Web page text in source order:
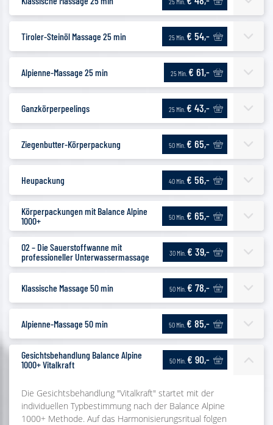
Tiroler-Steinöl Massage 25 min 25 Min. € 54,-
Alpienne-Massage 25 min 25 Min. € 61,-
Ganzkörperpeelings 25 Min. € 43,-
Ziegenbutter-Körperpackung 50 Min. € 65,-
Heupackung 40 Min. € 56,-
Körperpackungen mit Balance Alpine
1000+
50 Min. € 65,-
O2 – Die Sauerstoffwanne mit
professioneller Unterwassermassage
30 Min. € 39,-
Klassische Massage 50 min 50 Min. € 78,-
Alpienne-Massage 50 min 50 Min. € 85,-
Gesichtsbehandlung Balance Alpine
1000+ Vitalkraft
50 Min. € 90,-
Die Gesichtsbehandlung "Vitalkraft" startet mit der
individuellen Typbestimmung nach der Balance Alpine
1000+ Methode. Auf das Harmonisierungsritual folgen